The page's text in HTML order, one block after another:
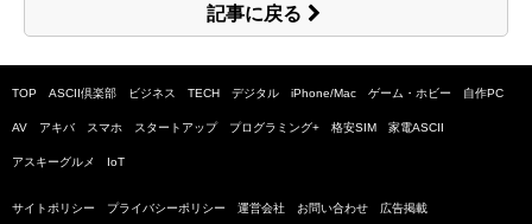
記事に戻る
TOP ASCII倶楽部 ビジネス TECH デジタル iPhone/Mac ゲーム・ホビー 自作PC
AV アキバ スマホ スタートアップ プログラミング+ 格安SIM 家電ASCII
アスキーグルメ IoT
サイトポリシー プライバシーポリシー 運営会社 お問い合わせ 広告掲載